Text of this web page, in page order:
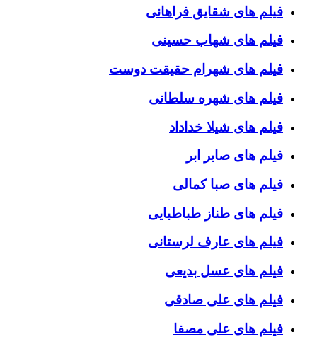
فیلم های شقایق فراهانی
فیلم های شهاب حسینی
فیلم های شهرام حقیقت دوست
فیلم های شهره سلطانی
فیلم های شیلا خداداد
فیلم های صابر ابر
فیلم های صبا کمالی
فیلم های طناز طباطبایی
فیلم های عارف لرستانی
فیلم های عسل بدیعی
فیلم های علی صادقی
فیلم های علی مصفا